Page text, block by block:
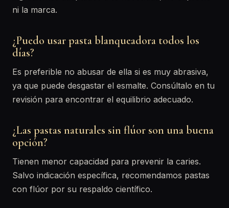
ni la marca.
¿Puedo usar pasta blanqueadora todos los
días?
Es preferible no abusar de ella si es muy abrasiva,
ya que puede desgastar el esmalte. Consúltalo en tu
revisión para encontrar el equilibrio adecuado.
¿Las pastas naturales sin flúor son una buena
opción?
Tienen menor capacidad para prevenir la caries.
Salvo indicación específica, recomendamos pastas
con flúor por su respaldo científico.